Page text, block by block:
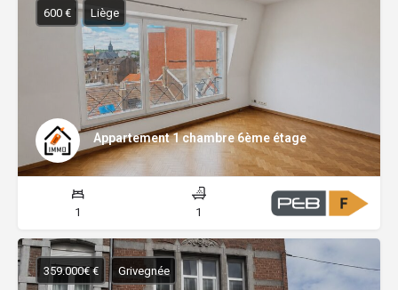
Appartement 1 chambre 6ème étage
600 € Liège
1 1
359.000€ € Grivegnée